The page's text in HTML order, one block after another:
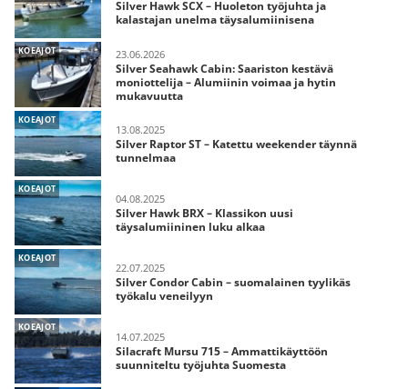
Silver Hawk SCX – Huoleton työjuhta ja
kalastajan unelma täysalumiinisena
KOEAJOT 23.06.2026
Silver Seahawk Cabin: Saariston kestävä
moniottelija – Alumiinin voimaa ja hytin
mukavuutta
KOEAJOT
13.08.2025
Silver Raptor ST – Katettu weekender täynnä
tunnelmaa
KOEAJOT
04.08.2025
Silver Hawk BRX – Klassikon uusi
täysalumiininen luku alkaa
KOEAJOT
22.07.2025
Silver Condor Cabin – suomalainen tyylikäs
työkalu veneilyyn
KOEAJOT
14.07.2025
Silacraft Mursu 715 – Ammattikäyttöön
suunniteltu työjuhta Suomesta